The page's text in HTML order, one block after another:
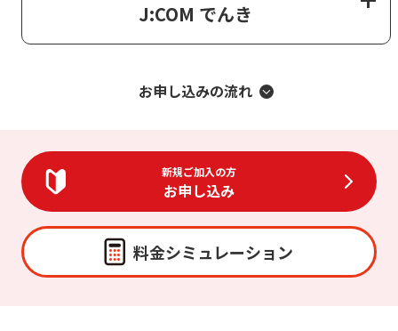
J:COM でんき
お申し込みの流れ
新規ご加入の方
お申し込み
料金シミュレーション